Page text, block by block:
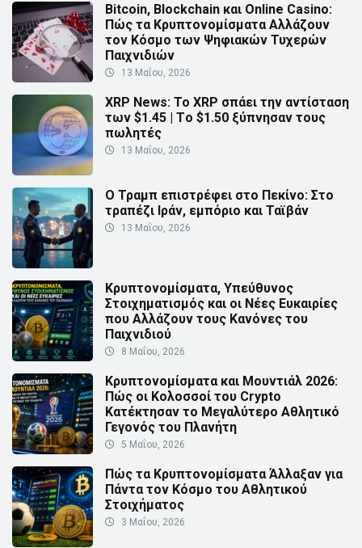
Bitcoin, Blockchain και Online Casino:
Πώς τα Κρυπτονομίσματα Αλλάζουν
τον Κόσμο των Ψηφιακών Τυχερών
Παιχνιδιών
13 Μαΐου, 2026
XRP News: Το XRP σπάει την αντίσταση
των $1.45 | Τo $1.50 ξύπνησαν τους
πωλητές
13 Μαΐου, 2026
Ο Τραμπ επιστρέφει στο Πεκίνο: Στο
τραπέζι Ιράν, εμπόριο και Ταϊβάν
13 Μαΐου, 2026
Κρυπτονομίσματα, Υπεύθυνος
Στοιχηματισμός και οι Νέες Ευκαιρίες
που Αλλάζουν τους Κανόνες του
Παιχνιδιού
8 Μαΐου, 2026
Κρυπτονομίσματα και Μουντιάλ 2026:
Πώς οι Κολοσσοί του Crypto
Κατέκτησαν το Μεγαλύτερο Αθλητικό
Γεγονός του Πλανήτη
5 Μαΐου, 2026
Πώς τα Κρυπτονομίσματα Άλλαξαν για
Πάντα τον Κόσμο του Αθλητικού
Στοιχήματος
3 Μαΐου, 2026